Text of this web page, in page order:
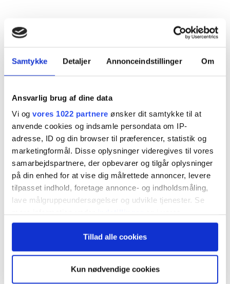
Samtykke Detaljer Annonceindstillinger Om
Ansvarlig brug af dine data
Vi og vores 1022 partnere ønsker dit samtykke til at
anvende cookies og indsamle persondata om IP-
adresse, ID og din browser til præferencer, statistik og
marketingformål. Disse oplysninger videregives til vores
samarbejdspartnere, der opbevarer og tilgår oplysninger
på din enhed for at vise dig målrettede annoncer, levere
tilpasset indhold, foretage annonce- og indholdsmåling,
lave målgruppeundersøgelser og udvikle tjenester. Se
persondatapolitik. Du kan altid trække dit samtykke
tilbage eller ændre indstillinger fra vores
"Cookiedeklaration", eller ved at trykke på "Privacy
Tillad alle cookies
Kun nødvendige cookies
I 2018 var der ikke en eneste ubetinget dom
for grov hvidvask i Danmark. Sidste år var der
knap 1800 dom­me. Myndighederne har fået
flere værktøjer i de sene­ste år: Politiet skal ikke
længere bevise, at sorte hvid­vaskpenge
stammer fra kriminalitet, og politiet har fået
direkte adgang til alle danskernes bankkonti og
elektro­niske pengetransaktioner, skriver
journalist Lars Abild.
Politiets håndtering af indbe­rettede
fleste indberetninger aldrig blev under­søgt
grundigt, bl.a. på grund af for få ressourcer i